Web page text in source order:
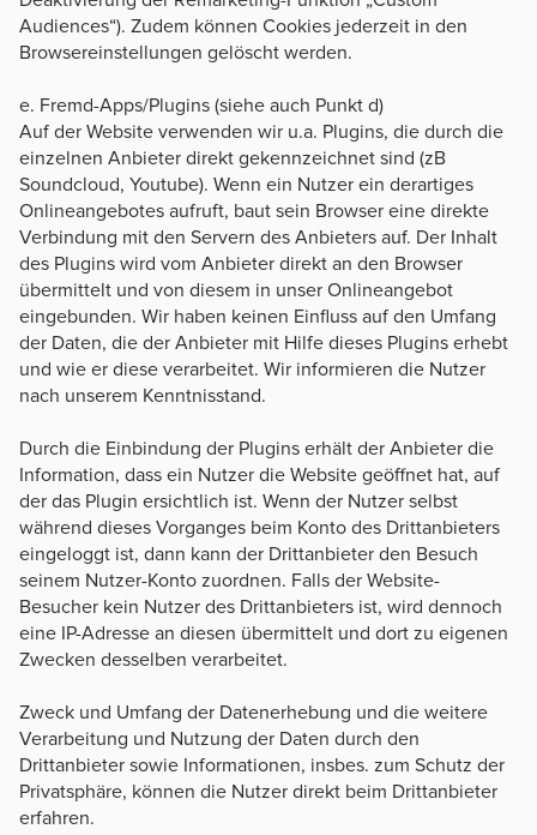
Audiences“). Zudem können Cookies jederzeit in den
Browsereinstellungen gelöscht werden.
e. Fremd-Apps/Plugins (siehe auch Punkt d)
Auf der Website verwenden wir u.a. Plugins, die durch die
einzelnen Anbieter direkt gekennzeichnet sind (zB
Soundcloud, Youtube). Wenn ein Nutzer ein derartiges
Onlineangebotes aufruft, baut sein Browser eine direkte
Verbindung mit den Servern des Anbieters auf. Der Inhalt
des Plugins wird vom Anbieter direkt an den Browser
übermittelt und von diesem in unser Onlineangebot
eingebunden. Wir haben keinen Einfluss auf den Umfang
der Daten, die der Anbieter mit Hilfe dieses Plugins erhebt
und wie er diese verarbeitet. Wir informieren die Nutzer
nach unserem Kenntnisstand.
Durch die Einbindung der Plugins erhält der Anbieter die
Information, dass ein Nutzer die Website geöffnet hat, auf
der das Plugin ersichtlich ist. Wenn der Nutzer selbst
während dieses Vorganges beim Konto des Drittanbieters
eingeloggt ist, dann kann der Drittanbieter den Besuch
seinem Nutzer-Konto zuordnen. Falls der Website-
Besucher kein Nutzer des Drittanbieters ist, wird dennoch
eine IP-Adresse an diesen übermittelt und dort zu eigenen
Zwecken desselben verarbeitet.
Zweck und Umfang der Datenerhebung und die weitere
Verarbeitung und Nutzung der Daten durch den
Drittanbieter sowie Informationen, insbes. zum Schutz der
Privatsphäre, können die Nutzer direkt beim Drittanbieter
erfahren.